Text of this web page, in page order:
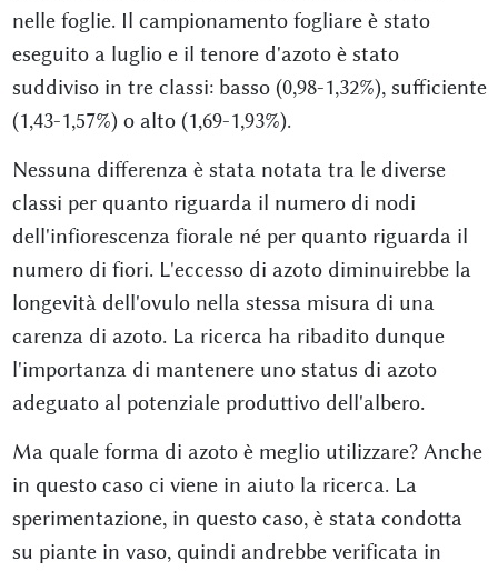
nelle foglie. Il campionamento fogliare è stato
eseguito a luglio e il tenore d'azoto è stato
suddiviso in tre classi: basso (0,98-1,32%), sufficiente
(1,43-1,57%) o alto (1,69-1,93%).
Nessuna differenza è stata notata tra le diverse
classi per quanto riguarda il numero di nodi
dell'infiorescenza fiorale né per quanto riguarda il
numero di fiori. L'eccesso di azoto diminuirebbe la
longevità dell'ovulo nella stessa misura di una
carenza di azoto. La ricerca ha ribadito dunque
l'importanza di mantenere uno status di azoto
adeguato al potenziale produttivo dell'albero.
Ma quale forma di azoto è meglio utilizzare? Anche
in questo caso ci viene in aiuto la ricerca. La
sperimentazione, in questo caso, è stata condotta
su piante in vaso, quindi andrebbe verificata in